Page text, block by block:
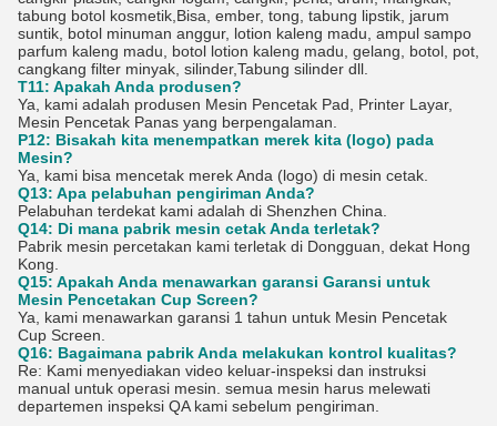
tabung botol kosmetik,Bisa, ember, tong, tabung lipstik, jarum
suntik, botol minuman anggur, lotion kaleng madu, ampul sampo
parfum kaleng madu, botol lotion kaleng madu, gelang, botol, pot,
cangkang filter minyak, silinder,Tabung silinder dll.
T11: Apakah Anda produsen?
Ya, kami adalah produsen Mesin Pencetak Pad, Printer Layar,
Mesin Pencetak Panas yang berpengalaman.
P12: Bisakah kita menempatkan merek kita (logo) pada
Mesin?
Ya, kami bisa mencetak merek Anda (logo) di mesin cetak.
Q13: Apa pelabuhan pengiriman Anda?
Pelabuhan terdekat kami adalah di Shenzhen China.
Q14: Di mana pabrik mesin cetak Anda terletak?
Pabrik mesin percetakan kami terletak di Dongguan, dekat Hong
Kong.
Q15: Apakah Anda menawarkan garansi Garansi untuk
Mesin Pencetakan Cup Screen?
Ya, kami menawarkan garansi 1 tahun untuk Mesin Pencetak
Cup Screen.
Q16: Bagaimana pabrik Anda melakukan kontrol kualitas?
Re: Kami menyediakan video keluar-inspeksi dan instruksi
manual untuk operasi mesin. semua mesin harus melewati
departemen inspeksi QA kami sebelum pengiriman.